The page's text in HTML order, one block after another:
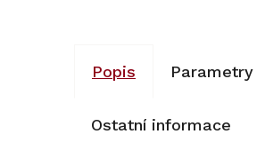
Popis Parametry
Ostatní informace